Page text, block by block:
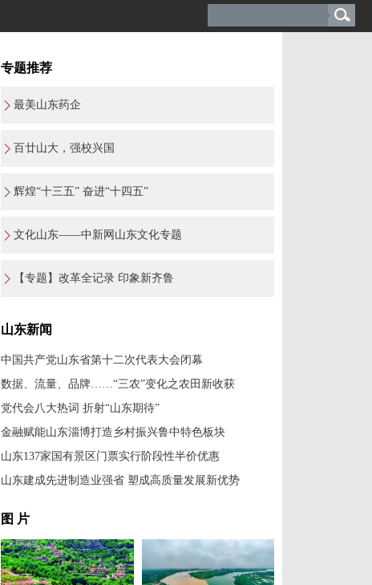
专题推荐
最美山东药企
百廿山大，强校兴国
辉煌“十三五” 奋进“十四五”
文化山东——中新网山东文化专题
【专题】改革全记录 印象新齐鲁
山东新闻
中国共产党山东省第十二次代表大会闭幕
数据、流量、品牌……“三农”变化之农田新收获
党代会八大热词 折射“山东期待”
金融赋能山东淄博打造乡村振兴鲁中特色板块
山东137家国有景区门票实行阶段性半价优惠
山东建成先进制造业强省 塑成高质量发展新优势
图 片